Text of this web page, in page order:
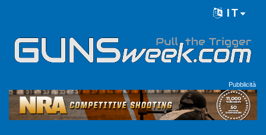
IT
Pubblicità